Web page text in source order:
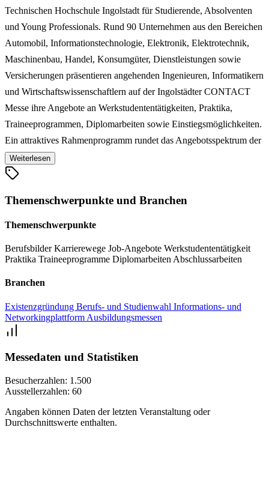
Technischen Hochschule Ingolstadt für Studierende, Absolventen
und Young Professionals. Rund 90 Unternehmen aus den Bereichen
Automobil, Informationstechnologie, Elektronik, Elektrotechnik,
Maschinenbau, Handel, Konsumgüter, Dienstleistungen sowie
Versicherungen präsentieren angehenden Ingenieuren, Informatikern
und Wirtschaftswissenschaftlern auf der Ingolstädter CONTACT
Messe ihre Angebote an Werkstudententätigkeiten, Praktika,
Traineeprogrammen, Diplomarbeiten sowie Einstiegsmöglichkeiten.
Ein attraktives Rahmenprogramm rundet das Angebotsspektrum der
CONTACT, größte Karriere- und Recruitingmesse in der Region
Ingolstadt, ab.
Weiterlesen
Themenschwerpunkte und Branchen
Themenschwerpunkte
BerufsbilderKarrierewege Job-Angebote Werkstudententätigkeit
Praktika Traineeprogramme Diplomarbeiten Abschlussarbeiten
Branchen
Existenzgründung Berufs- und Studienwahl Informations- und
Networkingplattform Ausbildungsmessen
Messedaten und Statistiken
Besucherzahlen: 1.500
Ausstellerzahlen: 60
Angaben können Daten der letzten Veranstaltung oder
Durchschnittswerte enthalten.